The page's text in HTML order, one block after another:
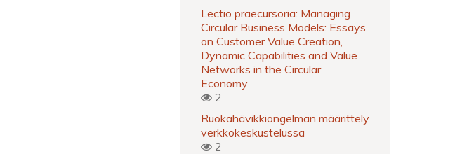
Lectio praecursoria: Managing
Circular Business Models: Essays
on Customer Value Creation,
Dynamic Capabilities and Value
Networks in the Circular
Economy
2
Ruokahävikkiongelman määrittely
verkkokeskustelussa
2